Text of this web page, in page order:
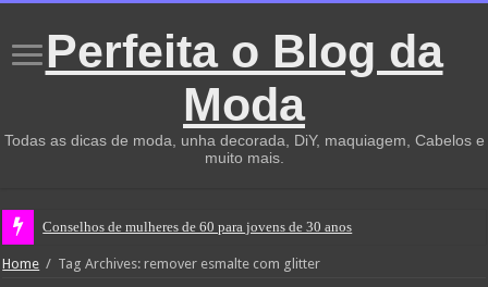
Perfeita o Blog da
Moda
Todas as dicas de moda, unha decorada, DiY, maquiagem, Cabelos e
muito mais.
Conselhos de mulheres de 60 para jovens de 30 anos
Home / Tag Archives: remover esmalte com glitter